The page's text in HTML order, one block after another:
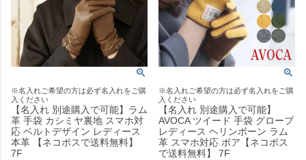
※名入れご希望の方は必ず名入れをご購
入ください
【名入れ 別途購入で可能】ラム
革 手袋 カシミヤ裏地 スマホ対
応 ベルトデザイン レディース
本革 【ネコポスで送料無料】
7F
※名入れご希望の方は必ず名入れをご購
入ください
【名入れ 別途購入で可能】
AVOCA ツイード 手袋 グローブ
レディース ヘリンボーン ラム
革 スマホ対応 ボア【ネコポス
で送料無料】 7F